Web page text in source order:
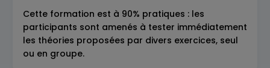
Cette formation est à 90% pratiques : les
participants sont amenés à tester immédiatement
les théories proposées par divers exercices, seul
ou en groupe.